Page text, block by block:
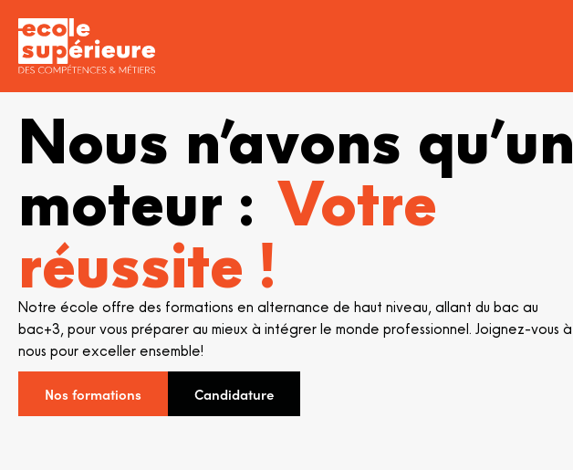
Nous n’avons qu’un
moteur : Votre
réussite !
Notre école offre des formations en alternance de haut niveau, allant du bac au
bac+3, pour vous préparer au mieux à intégrer le monde professionnel. Joignez-vous à
nous pour exceller ensemble!
Nos formations Candidature